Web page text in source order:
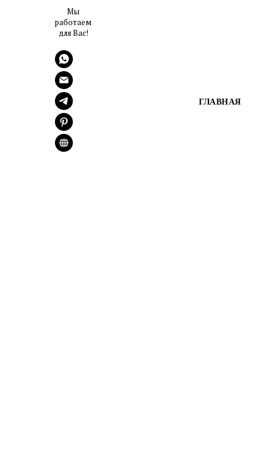
Мы
работаем
для Вас!
ГЛАВНАЯ